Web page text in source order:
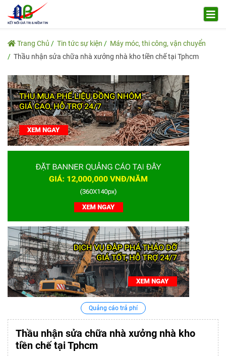
Trang Chủ Tin tức sự kiện
Máy móc, thi công, vận chuyển
Thầu nhận sửa chữa nhà xưởng nhà kho tiền chế tại Tphcm
Quảng cáo trả phí
Thầu nhận sửa chữa nhà xưởng nhà kho
tiền chế tại Tphcm